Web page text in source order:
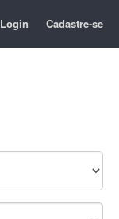
Login Cadastre-se